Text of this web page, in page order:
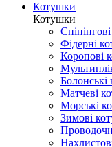
Котушки
Котушки
Фідерні
Коропові
Болонські
Матчеві
Морські
Зимові